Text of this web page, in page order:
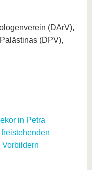
(DArV),
(DPV),
in Petra
Vorbildern